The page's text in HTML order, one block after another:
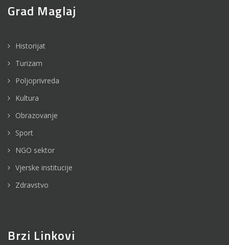
Grad Maglaj
Historijat
Turizam
Poljoprivreda
Kultura
Obrazovanje
Sport
NGO sektor
Vjerske institucije
Zdravstvo
Brzi Linkovi